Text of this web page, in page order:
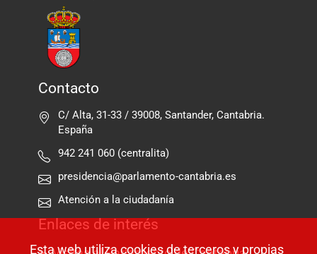
Contacto
C/ Alta, 31-33 / 39008, Santander, Cantabria.
España
942 241 060 (centralita)
presidencia@parlamento-cantabria.es
Atención a la ciudadanía
Enlaces de interés
Esta web utiliza cookies de terceros y propias